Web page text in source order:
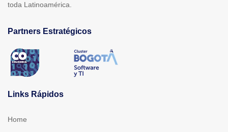
toda Latinoamérica.
Partners Estratégicos
Links Rápidos
Home